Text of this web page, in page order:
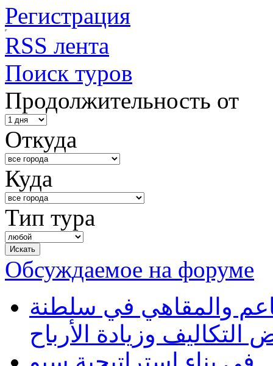
Регистрация
RSS лента
Поиск туров
Продолжительность от
Откуда
Куда
Тип тура
Обсуждаемое на форуме
والمقاهي في سلطنة
وزيادة الأرباح